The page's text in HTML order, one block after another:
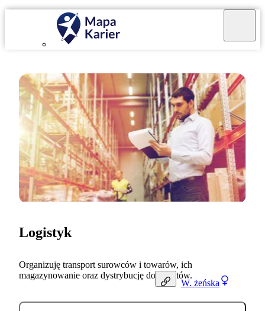
W. żeńska
Logistyk
Organizuję transport surowców i towarów, ich
magazynowanie oraz dystrybucję do klientów.